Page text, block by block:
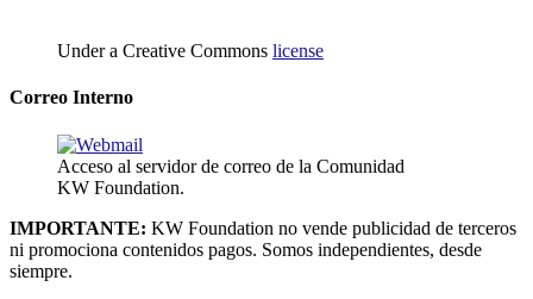
Under a Creative Commons license
Correo Interno
Acceso al servidor de correo de la Comunidad
KW Foundation.
IMPORTANTE: KW Foundation no vende publicidad de terceros
ni promociona contenidos pagos. Somos independientes, desde
siempre.